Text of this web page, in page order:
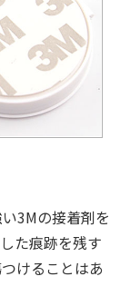
3Mの接着剤を
た痕跡を残す
けることはあ